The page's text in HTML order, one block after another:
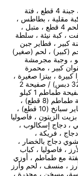
سلطة عربية ، بابا غنوج ، شمندر متبل ، سمبوسك جبنة 4 قطع ، فتة
مقلية ، بطاطس ،
حمص ، حمص باللحم ، شوربة عدس ، سمبوسك لحم 4 قطع ، متبل ،
، كبة نيئة ، سلطة
كبير ، فطاير جبن
(كبير) ، لحم (صغير)
عجين 1 كيلو ، مجرمشة عجين 1/2 كيلو ، وجبة مجرمشة
كبير ، محمرة
كبيرة ، بيتزا صغيرة ،
صفيحة دبس 1 كيلو (32 قطعة) ، صفيحة 1 كيلو (32 دبس) / صفيحة 2
كيلو (16 قطعة) ، وجبة دبس صفيحة (8 قطع) ، صفيحة طماطم 1 كيلو
(32 قطعة) ، صفيحة 1/2 كيلو (16 قطعة) ، صفيحة طماطم (8 قطع) ،
شرحات عجين ، شيش عجين (6 قطع) ) وجبة فطاير سبانخ (10 قطع) ،
الزيتون ، فاصوليا
، دجاج إسكالوب ،
، فريكة ،
دجاج بالخضار ،
، فاصوليا ، كباب
كفتة مع طماطم ، أوزي
، منسف ، لحم وأرز
مسخن ، مجدرة ،